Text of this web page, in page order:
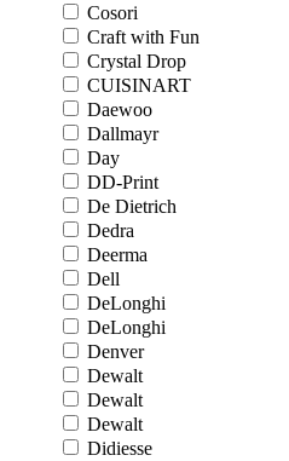
Cosori
Craft with Fun
Crystal Drop
CUISINART
Daewoo
Dallmayr
Day
DD-Print
De Dietrich
Dedra
Deerma
Dell
DeLonghi
DeLonghi
Denver
Dewalt
Dewalt
Dewalt
Didiesse